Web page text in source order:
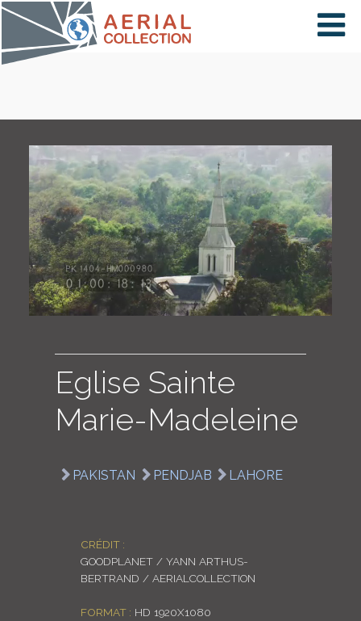
×
PAYS
CARTE
COLLECTIONS
ENGLISH
Eglise Sainte
Marie-Madeleine
PAKISTAN PENDJAB LAHORE
CRÉDIT :
GOODPLANET / YANN ARTHUS-
BERTRAND / AERIALCOLLECTION
FORMAT : HD 1920X1080